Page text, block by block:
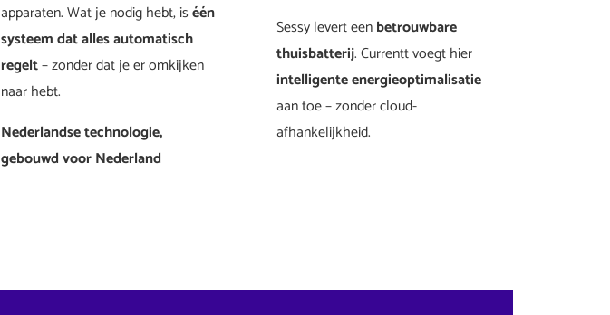
apparaten. Wat je nodig hebt, iséén
systeem dat alles automatisch
regelt– zonder dat je er omkijken
naar hebt.
Nederlandse technologie,
gebouwd voor Nederland
Sessy levert eenbetrouwbare
thuisbatterij. Currentt voegt hier
intelligente energieoptimalisatie
aan toe – zonder cloud-
afhankelijkheid.